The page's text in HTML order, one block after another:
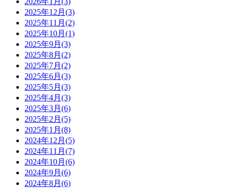
2025年12月(3)
2025年11月(2)
2025年10月(1)
2025年9月(3)
2025年8月(2)
2025年7月(2)
2025年6月(3)
2025年5月(3)
2025年4月(3)
2025年3月(6)
2025年2月(5)
2025年1月(8)
2024年12月(5)
2024年11月(7)
2024年10月(6)
2024年9月(6)
2024年8月(6)